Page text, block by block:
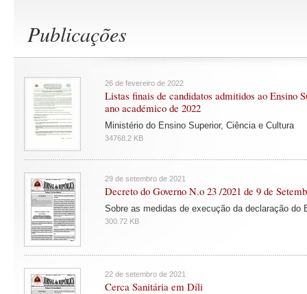
Publicações
26 de fevereiro de 2022
Listas finais de candidatos admitidos ao Ensino
ano académico de 2022
Ministério do Ensino Superior, Ciência e Cultura
34768.2 KB
29 de setembro de 2021
Decreto do Governo N.o 23 /2021 de 9 de
Sobre as medidas de execução da declaração do
300.72 KB
22 de setembro de 2021
Cerca Sanitária em Díli